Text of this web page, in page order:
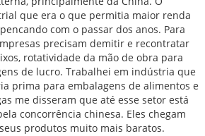
que era o que permitia maior renda
com o passar dos anos. Para
precisam demitir e recontratar
rotatividade da mão de obra para
de lucro. Trabalhei em indústria que
prima para embalagens de alimentos e
me disseram que até esse setor está
concorrência chinesa. Eles chegam
produtos muito mais baratos.